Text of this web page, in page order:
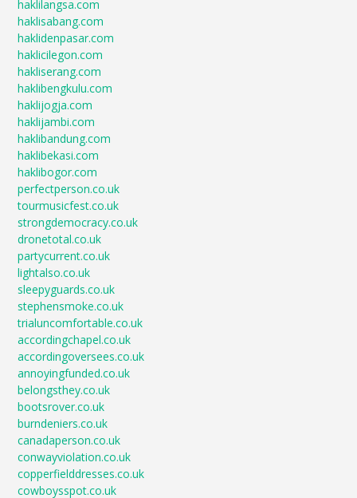
haklilangsa.com
haklisabang.com
haklidenpasar.com
haklicilegon.com
hakliserang.com
haklibengkulu.com
haklijogja.com
haklijambi.com
haklibandung.com
haklibekasi.com
haklibogor.com
perfectperson.co.uk
tourmusicfest.co.uk
strongdemocracy.co.uk
dronetotal.co.uk
partycurrent.co.uk
lightalso.co.uk
sleepyguards.co.uk
stephensmoke.co.uk
trialuncomfortable.co.uk
accordingchapel.co.uk
accordingoversees.co.uk
annoyingfunded.co.uk
belongsthey.co.uk
bootsrover.co.uk
burndeniers.co.uk
canadaperson.co.uk
conwayviolation.co.uk
copperfielddresses.co.uk
cowboysspot.co.uk